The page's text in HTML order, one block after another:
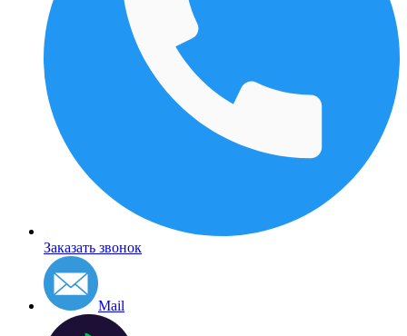
Заказать звонок
Mail